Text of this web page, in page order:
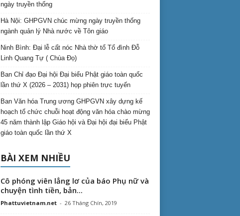
ngày truyền thống
Hà Nội: GHPGVN chúc mừng ngày truyền thống
ngành quản lý Nhà nước về Tôn giáo
Ninh Bình: Đại lễ cất nóc Nhà thờ tổ Tổ đình Đỗ
Linh Quang Tự ( Chùa Đọ)
Ban Chỉ đạo Đại hội Đại biểu Phật giáo toàn quốc
lần thứ X (2026 – 2031) họp phiên trực tuyến
Ban Văn hóa Trung ương GHPGVN xây dựng kế
hoạch tổ chức chuỗi hoạt động văn hóa chào mừng
45 năm thành lập Giáo hội và Đại hội đại biểu Phật
giáo toàn quốc lần thứ X
BÀI XEM NHIỀU
Cô phóng viên lẳng lơ của báo Phụ nữ và
chuyện tình tiền, bản...
Phattuvietnam.net - 26 Tháng Chín, 2019